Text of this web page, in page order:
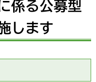
係る公募型
します